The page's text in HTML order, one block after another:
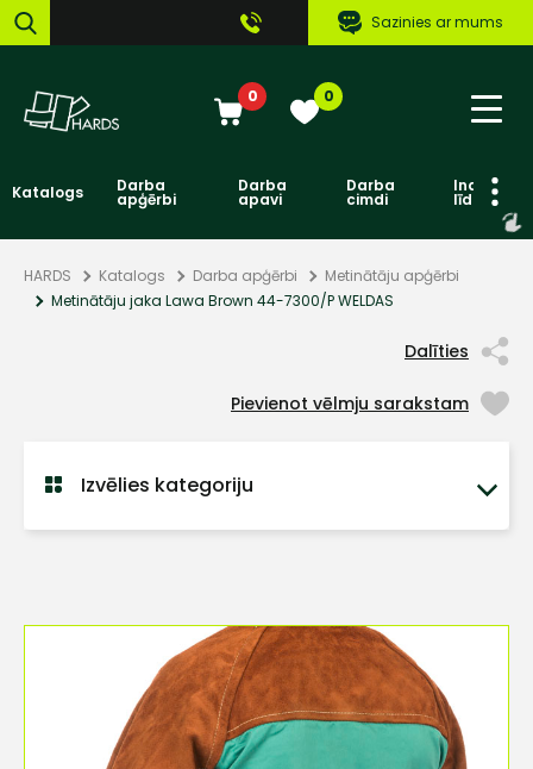
Sazinies ar mums
0 0
Katalogs Darba
apģērbi
Darba
apavi
Darba
cimdi līdzekļi
HARDS Katalogs Darba apģērbi
Metinātāju apģērbi
Metinātāju jaka Lawa Brown 44-7300/P WELDAS
Dalīties
Pievienot vēlmju sarakstam
Izvēlies kategoriju